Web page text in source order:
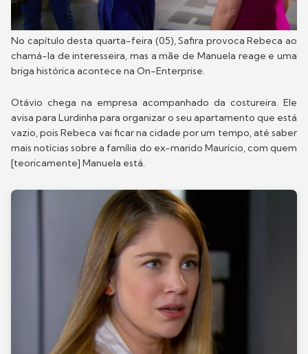
No capítulo desta quarta-feira (05), Safira provoca Rebeca ao
chamá-la de interesseira, mas a mãe de Manuela reage e uma
briga histórica acontece na On-Enterprise.
Otávio chega na empresa acompanhado da costureira. Ele
avisa para Lurdinha para organizar o seu apartamento que está
vazio, pois Rebeca vai ficar na cidade por um tempo, até saber
mais notícias sobre a família do ex-marido Maurício, com quem
[teoricamente] Manuela está.